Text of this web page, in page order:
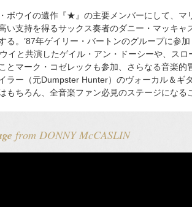
ボウイの遺作『★』の主要メンバーにして、マ
い支持を得るサックス奏者のダニー・マッキ
る。’87年ゲイリー・バートンのグループに参
イと共演したゲイル・アン・ドーシーや、ス
とマーク・コゼレックも参加、さらなる音楽
ラー（元Dumpster Hunter）のヴォーカル＆ギ
もちろん、全音楽ファン必見のステージになる
from DONNY McCASLIN